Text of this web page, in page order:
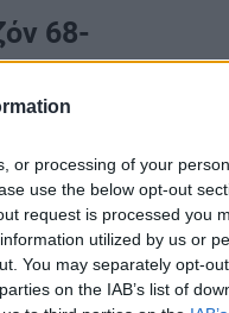
or processing of your
use the below opt-out
request is processed you
utilized by us or
You may separately opt-
on the IAB’s list of
68-
του
Ντιζόν,